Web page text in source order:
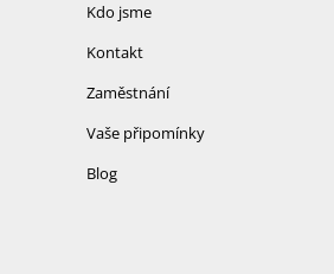
Kdo jsme
Kontakt
Zaměstnání
Vaše připomínky
Blog